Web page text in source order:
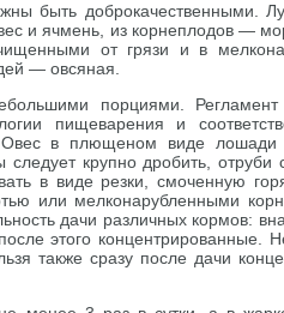
быть доброкачественными.
и ячмень, из корнеплодов —
от грязи и в
— овсяная.
порциями.
пищеварения и
Овес в плющеном виде
следует крупно дробить,
в виде резки, смоченную
или мелконарубленными
дачи различных кормов:
этого концентрированные.
также сразу после дачи